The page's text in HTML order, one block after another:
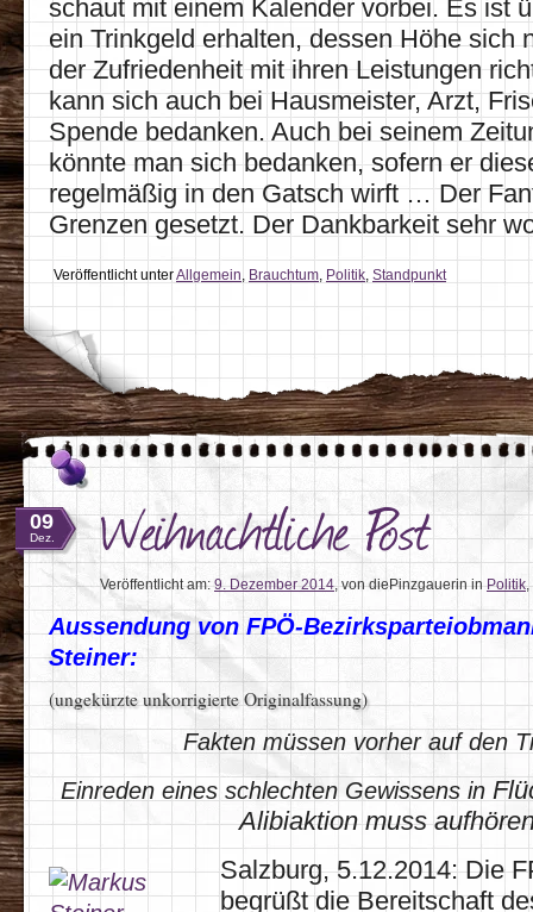
schaut mit einem Kalender vorbei. Es ist
ein Trinkgeld erhalten, dessen Höhe sich
der Zufriedenheit mit ihren Leistungen
kann sich auch bei Hausmeister, Arzt,
Spende bedanken. Auch bei seinem
könnte man sich bedanken, sofern er
regelmäßig in den Gatsch wirft … Der
Grenzen gesetzt. Der Dankbarkeit sehr
Veröffentlicht unterAllgemein, Brauchtum, Politik, Standpunkt
09
Dez. Weihnachtliche Post
Veröffentlicht am:9. Dezember 2014,von diePinzgauerininPolitik,
Aussendung von FPÖ-
Steiner:
(ungekürzte unkorrigierte Originalfassung)
Fakten müssen vorher auf den
Einreden eines schlechten Gewissens in
Alibiaktion muss
Salzburg, 5.12.2014: Die
begrüßt die Bereitschaft